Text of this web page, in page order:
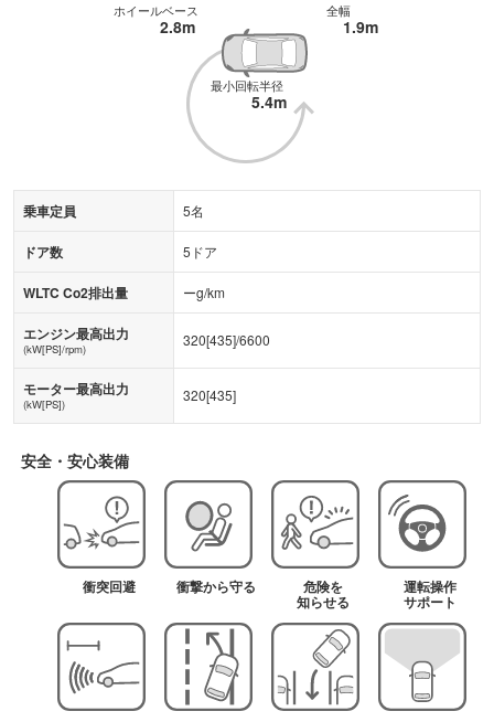
全幅
1.9m
ホイールベース
2.8m
最小回転半径
5.4m
乗車定員 5名
ドア数 5ドア
WLTC Co2排出量 ーg/km
エンジン最高出力
(kW[PS]/rpm) 320[435]/6600
モーター最高出力
(kW[PS]) 320[435]
安全・安心装備
衝突回避 衝撃から守る 危険を
知らせる
運転操作
サポート